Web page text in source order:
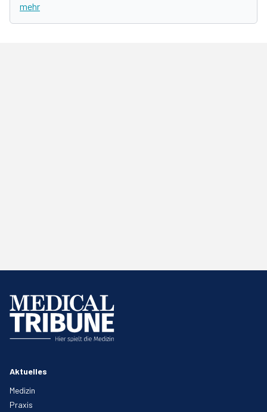
mehr
Aktuelles
Medizin
Praxis